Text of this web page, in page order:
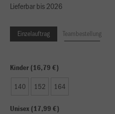
Lieferbar bis 2026
Einzelauftrag Teambestellung
Kinder (16,79 €)
140 152 164
Unisex (17,99 €)